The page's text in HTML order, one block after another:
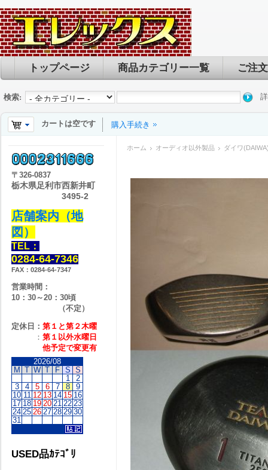
トップページ 商品カテゴリー一覧 ご注
検索:
カートは空です 購入手続き
ホーム オーディオ以外製品 ダイワ
〒 326-0837
栃木県足利市西新井町
3495-2
店舗案内（地
図）
TEL：
0284-64-7346
FAX：0284-64-7347
営業時間：
10：30～20：30頃
（不定）
定休日： 第１と第２木曜
： 第１以外水曜日
他予定で変更有
2026/08
M T W T F S S
1
2
3
4 5 6 7 8
9
10 11 12 13 14 15 16
17 18 19 20 21 22 23
24 25 26 27 28 29 30
31
USED品ｶﾃｺﾞﾘ